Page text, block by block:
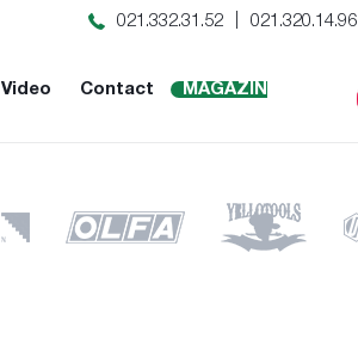
021.332.31.52 021.320.14.96
Video Contact
MAGAZIN